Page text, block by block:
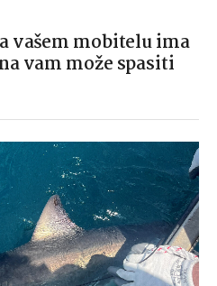
vašem mobitelu ima
vam može spasiti